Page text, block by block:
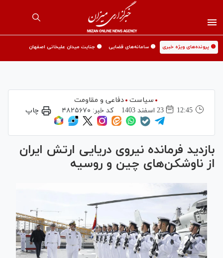
🟡 پرونده‌های ویژه خبری 🟡 سامانه‌های قضایی 🟡 جنایت میدان علیخانی اصفهان
سیاست
دفاعی و مقاومت
12:45
23 اسفند 1403 کد خبر: ۴۸۲۵۶۷۰ چاپ
بازدید فرمانده نیروی دریایی ارتش ایران
از ناوشکن‌های چین و روسیه